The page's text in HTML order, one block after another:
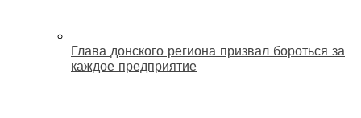
Глава донского региона призвал бороться за
каждое предприятие